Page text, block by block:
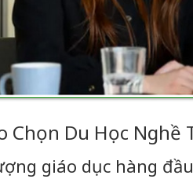
Chọn Du Học Nghề
giáo dục hàng đầu